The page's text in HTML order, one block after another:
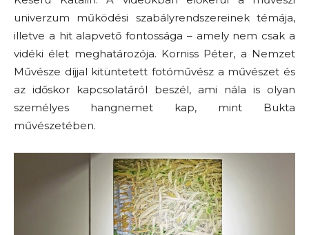
univerzum működési szabályrendszereinek témája,
illetve a hit alapvető fontossága – amely nem csak a
vidéki élet meghatározója. Korniss Péter, a Nemzet
Művésze díjjal kitüntetett fotóművész a művészet és
az időskor kapcsolatáról beszél, ami nála is olyan
személyes hangnemet kap, mint Bukta
művészetében.